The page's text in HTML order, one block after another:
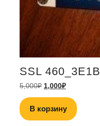
SSL 460_3E1B
5,000₽ 1,000₽
В корзину